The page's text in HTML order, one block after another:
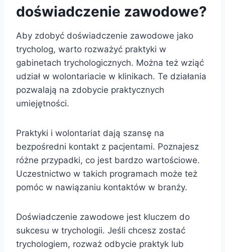
doświadczenie zawodowe?
Aby zdobyć doświadczenie zawodowe jako
trycholog, warto rozważyć praktyki w
gabinetach trychologicznych. Można też wziąć
udział w wolontariacie w klinikach. Te działania
pozwalają na zdobycie praktycznych
umiejętności.
Praktyki i wolontariat dają szansę na
bezpośredni kontakt z pacjentami. Poznajesz
różne przypadki, co jest bardzo wartościowe.
Uczestnictwo w takich programach może też
pomóc w nawiązaniu kontaktów w branży.
Doświadczenie zawodowe jest kluczem do
sukcesu w trychologii. Jeśli chcesz zostać
trychologiem, rozważ odbycie praktyk lub